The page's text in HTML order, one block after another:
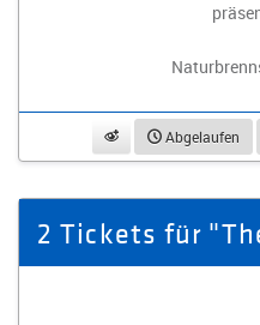
beobachtenAbgelaufen